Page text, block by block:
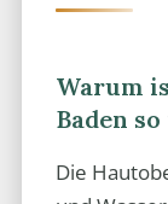
Warum
Baden
Die